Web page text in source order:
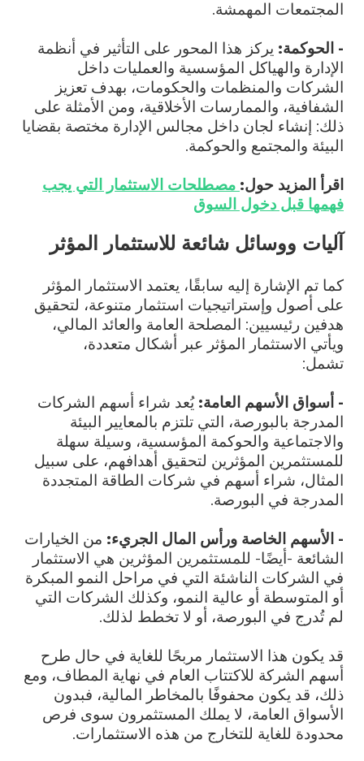
المجتمعات المهمشة.
- الحوكمة: يركز هذا المحور على التأثير في أنظمة
الإدارة والهياكل المؤسسية والعمليات داخل
الشركات والمنظمات والحكومات، بهدف تعزيز
الشفافية، والممارسات الأخلاقية، ومن الأمثلة على
ذلك: إنشاء لجان داخل مجالس الإدارة مختصة بقضايا
البيئة والمجتمع والحوكمة.
اقرأ المزيد حول: مصطلحات الاستثمار التي يجب
فهمها قبل دخول السوق
آليات ووسائل شائعة للاستثمار المؤثر
كما تم الإشارة إليه سابقًا، يعتمد الاستثمار المؤثر
على أصول وإستراتيجيات استثمار متنوعة، لتحقيق
هدفين رئيسيين: المصلحة العامة والعائد المالي،
ويأتي الاستثمار المؤثر عبر أشكال متعددة،
تشمل:
- أسواق الأسهم العامة:يُعد شراء أسهم الشركات
المدرجة بالبورصة، التي تلتزم بالمعايير البيئة
والاجتماعية والحوكمة المؤسسية، وسيلة سهلة
للمستثمرين المؤثرين لتحقيق أهدافهم، على سبيل
المثال، شراء أسهم في شركات الطاقة المتجددة
المدرجة في البورصة.
- الأسهم الخاصة ورأس المال الجريء: من الخيارات
الشائعة -أيضًا- للمستثمرين المؤثرين هي الاستثمار
في الشركات الناشئة التي في مراحل النمو المبكرة
أو المتوسطة أو عالية النمو، وكذلك الشركات التي
لم تُدرج في البورصة، أو لا تخطط لذلك.
قد يكون هذا الاستثمار مربحًا للغاية في حال طرح
أسهم الشركة للاكتتاب العام في نهاية المطاف، ومع
ذلك، قد يكون محفوفًا بالمخاطر المالية، فبدون
الأسواق العامة، لا يملك المستثمرون سوى فرص
محدودة للغاية للتخارج من هذه الاستثمارات.